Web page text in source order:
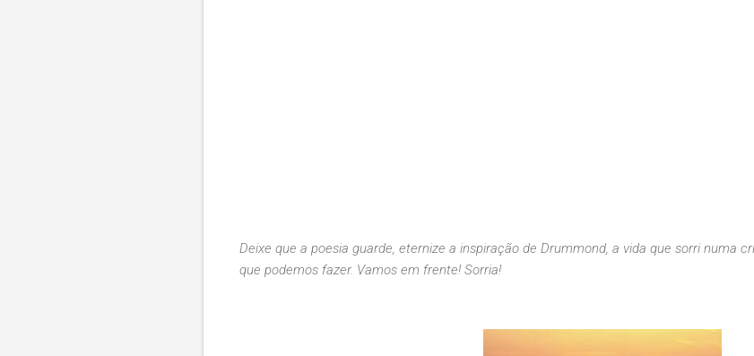
Deixe que a poesia guarde, eternize a inspiração de Drummond, a vida que sorri numa
que podemos fazer. Vamos em frente! Sorria!